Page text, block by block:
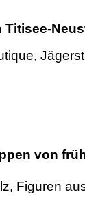
Titisee-
von
Figuren